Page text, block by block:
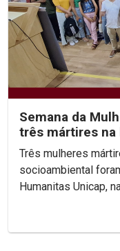
Semana da
três mártires na
socioambiental
Três mulheres
socioambiental
Humanitas Unicap,